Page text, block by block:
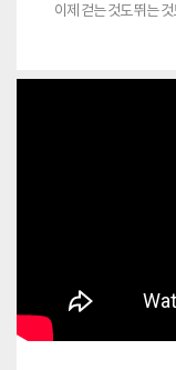
이제 걷는 것도 뛰는